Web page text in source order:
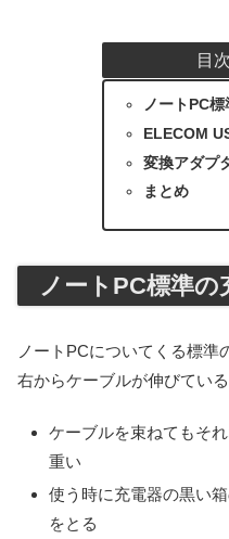
目次
ノートPC標
ELECOM
変換アダプ
まとめ
ノートPC標準の
ノートPCについてくる標準
右からケーブルが伸びてい
ケーブルを束ねてもそ
重い
使う時に充電器の黒い
をとる